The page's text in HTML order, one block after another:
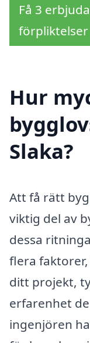
Få 3
förpliktelser
Hur
Slaka?
Att få rätt
viktig del av
dessa
flera
ditt projekt,
erfarenhet
ingenjören